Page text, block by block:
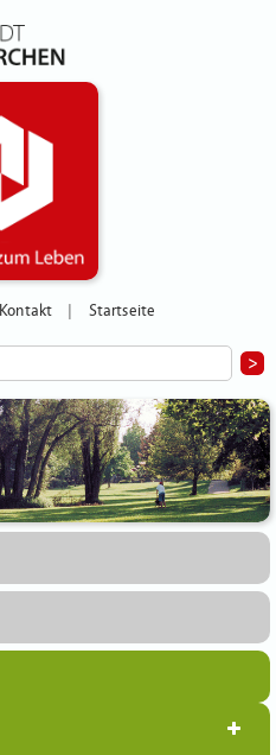
Kontakt Startseite